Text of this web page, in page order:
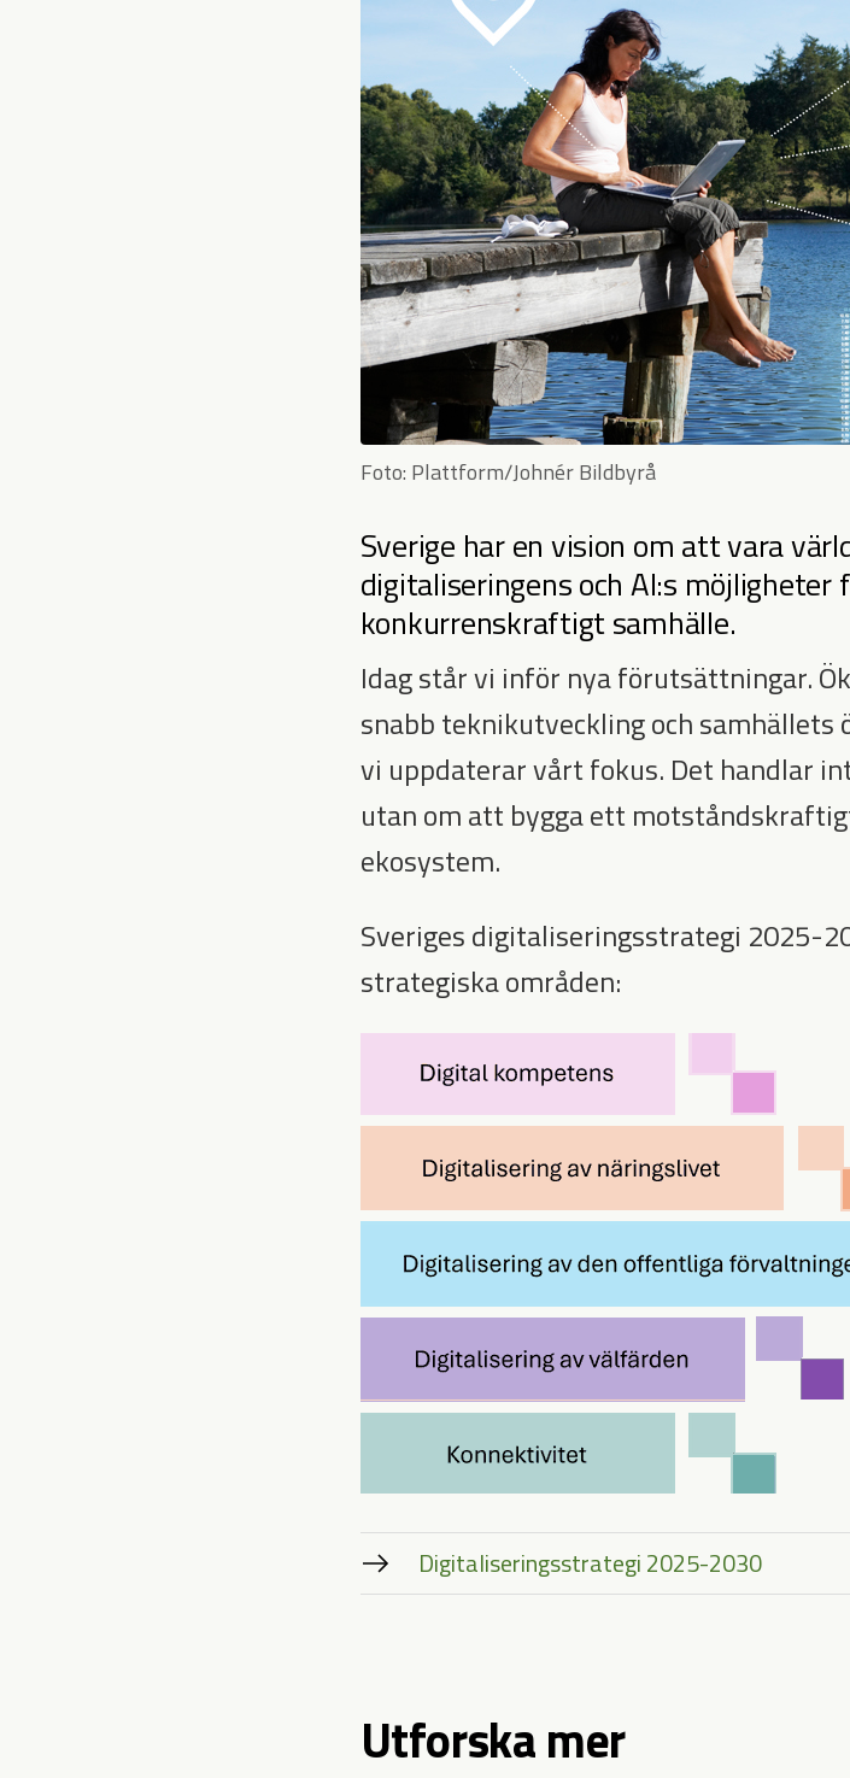
Foto: Plattform/Johnér Bildbyrå
Sverige har en vision om att vara
digitaliseringens och AI:s
konkurrenskraftigt samhälle.
Idag står vi inför nya förutsättningar.
snabb teknikutveckling och
vi uppdaterar vårt fokus. Det handlar
utan om att bygga ett
ekosystem.
Sveriges digitaliseringsstrategi 2025-
strategiska områden:
Digitaliseringsstrategi 2025-2030
Utforska mer